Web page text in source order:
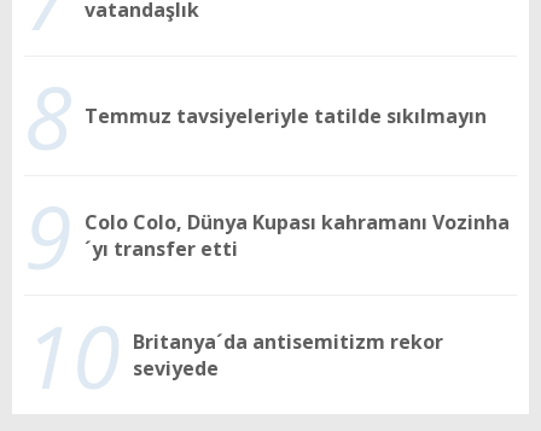
vatandaşlık
8 Temmuz tavsiyeleriyle tatilde sıkılmayın
9
Colo Colo, Dünya Kupası kahramanı Vozinha
´yı transfer etti
10 Britanya´da antisemitizm rekor
seviyede